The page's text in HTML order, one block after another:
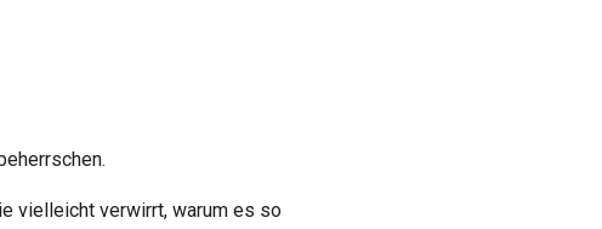
vielleicht verwirrt, warum es so